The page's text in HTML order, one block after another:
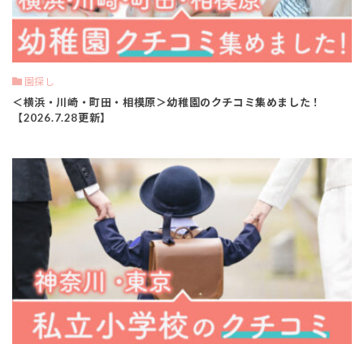
園探し
＜横浜・川崎・町田・相模原＞幼稚園のクチコミ集めました！
【2026.7.28更新】